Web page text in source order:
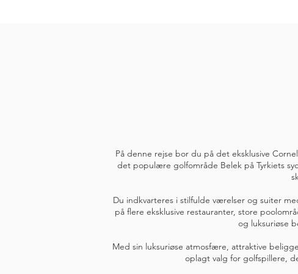
På denne rejse bor du på det eksklusive
det populære golfområde Belek på Tyrkiets
Du indkvarteres i stilfulde værelser og suiter
på flere eksklusive restauranter, store
og luksuriøse
Med sin luksuriøse atmosfære, attraktive
oplagt valg for golfspillere,